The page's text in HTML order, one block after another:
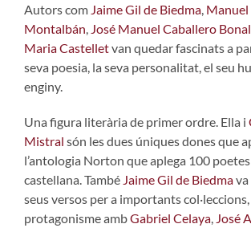
Autors com Jaime Gil de Biedma Manuel
Montalbán José Manuel Caballero
Maria Castelletvan quedar fascinats a
seva poesia, la seva personalitat, el seu
enginy.
Una figura literària de primer ordre. Ella i
Mistral són les dues úniques dones que
l’antologia Norton que aplega 100
castellana. També Jaime Gil de Biedmava
seus versos per a importants
protagonisme ambGabriel Celaya José